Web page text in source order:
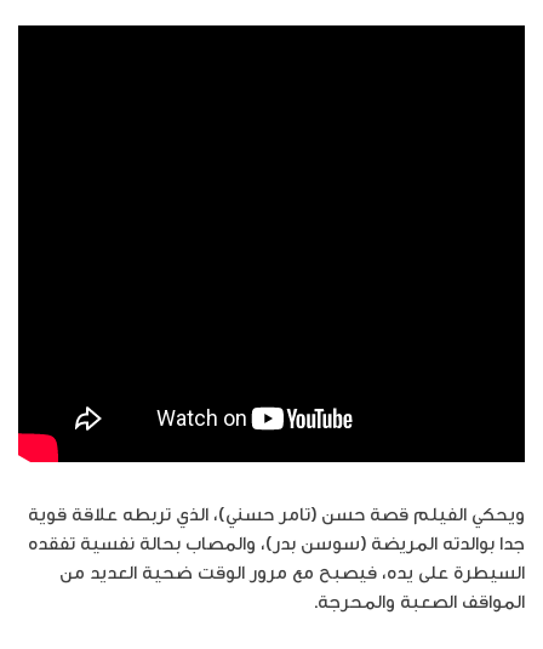
ويحكي الفيلم قصة حسن (تامر حسني)، الذي تربطه علاقة قوية
جدا بوالدته المريضة (سوسن بدر)، والمصاب بحالة نفسية تفقده
السيطرة على يده، فيصبح مع مرور الوقت ضحية العديد من
المواقف الصعبة والمحرجة.